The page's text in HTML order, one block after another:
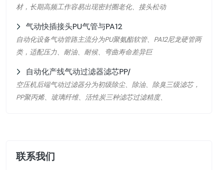
材，长期高频工作容易出现密封圈老化、接头松动
气动快插接头PU气管与PA12
自动化设备气动管路主流分为PU聚氨酯软管、PA12尼龙硬管两
类，适配压力、耐油、耐候、弯曲寿命差异巨
自动化产线气动过滤器滤芯PP/
空压机后端气动过滤器分为初级除尘、除油、除臭三级滤芯，
PP聚丙烯、玻璃纤维、活性炭三种滤芯过滤精度、
联系我们